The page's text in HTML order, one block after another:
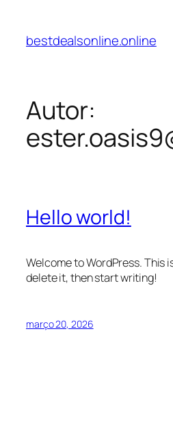
bestdealsonline.online
Autor:
Hello world!
Welcome to WordPress. This
delete it, then start writing!
março 20, 2026